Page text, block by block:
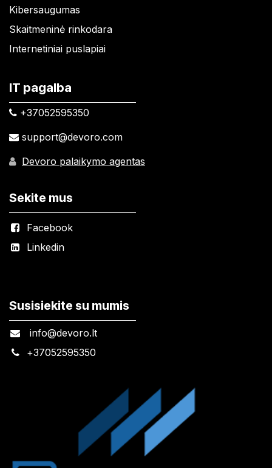
Kibersaugumas
Skaitmeninė rinkodara
Internetiniai puslapiai
IT pagalba
+37052595350​
support@devoro.com
Devoro palaikymo agentas
Sekite mus
Facebook
Linkedin
Susisiekite su mumis
info@devoro.lt
+37052595350